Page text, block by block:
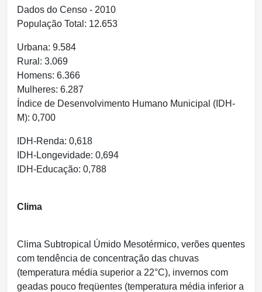
Dados do Censo - 2010
População Total: 12.653
Urbana: 9.584
Rural: 3.069
Homens: 6.366
Mulheres: 6.287
Índice de Desenvolvimento Humano Municipal (IDH-
M): 0,700
IDH-Renda: 0,618
IDH-Longevidade: 0,694
IDH-Educação: 0,788
Clima
Clima Subtropical Úmido Mesotérmico, verões quentes
com tendência de concentração das chuvas
(temperatura média superior a 22°C), invernos com
geadas pouco freqüentes (temperatura média inferior a